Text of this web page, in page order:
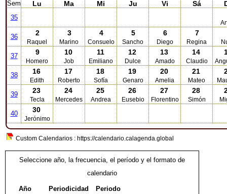
Sem Lu Ma Mi Ju Vi Sá
35
36 2
Raquel
3
Marino
4
Consuelo
5
Sancho
6
Diego
7
Regina
37 9
Homero
10
Job
11
Emiliano
12
Dulce
13
Amado
14
Claudio
38 16
Edith
17
Roberto
18
Sofía
19
Genaro
20
Amelia
21
Mateo
39 23
Tecla
24
Mercedes
25
Andrea
26
Eusebio
27
Florentino
28
Simón
40 30
Jerónimo
Custom Calendarios : https://calendario.calagenda.global
Seleccione año, la frecuencia, el período y el formato de
calendario
Año Periodicidad Periodo